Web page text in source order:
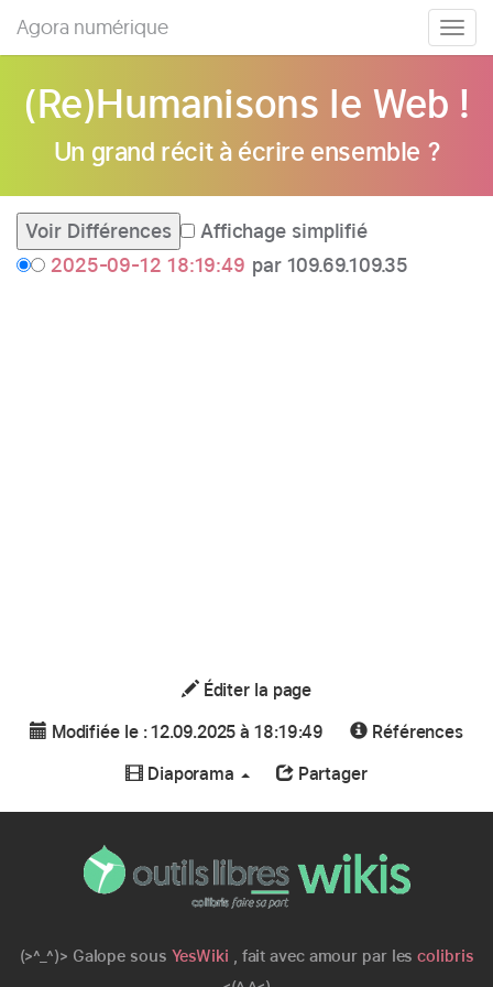
Agora numérique
(Re)Humanisons le Web !
Un grand récit à écrire ensemble ?
Affichage simplifié
2025-09-12 18:19:49 par 109.69.109.35
Éditer la page
Modifiée le : 12.09.2025 à 18:19:49
Références
Diaporama
Partager
(>^_^)> Galope sous YesWiki , fait avec amour par lescolibris